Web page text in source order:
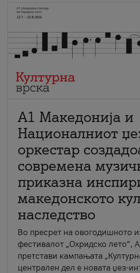
А1 Македонија и
Националниот
оркестар
современа
приказна
македонското
наследство
Во пресрет на овогодишното
фестивалот „Охридско лето“,
претстави кампањата
централен дел е новата џез-